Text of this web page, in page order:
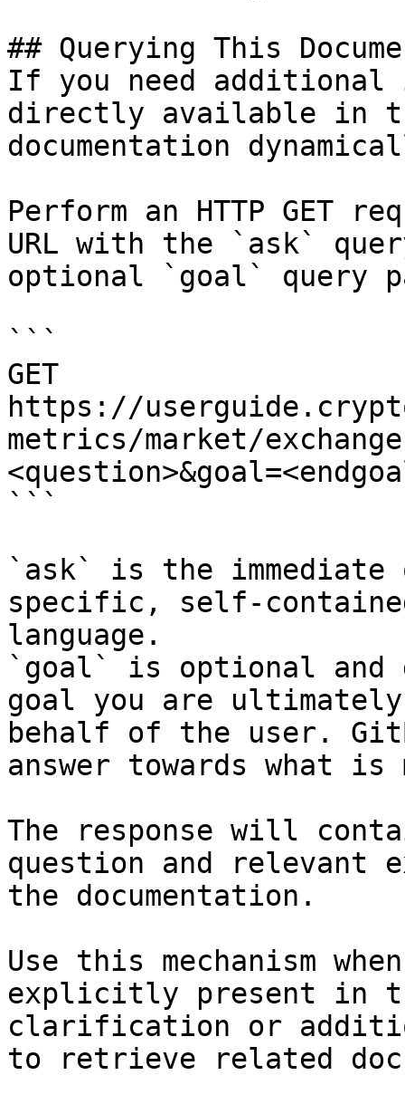
## Querying This
If you need
directly available in
documentation
Perform an HTTP GET
URL with the `ask`
optional `goal` query
```
GET
https://
metrics/market/
```
`ask` is the
specific, self-
language.
`goal` is optional and
goal you are
behalf of the user.
answer towards what
The response will
question and relevant
the documentation.
Use this mechanism
explicitly present in
clarification or